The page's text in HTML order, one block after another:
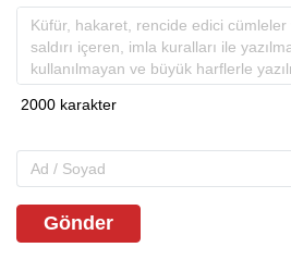
Gönder